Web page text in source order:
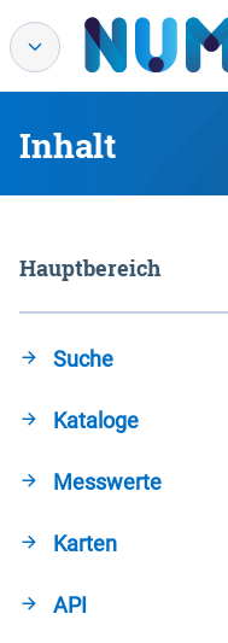
Inhalt
Hauptbereich
Suche
Kataloge
Messwerte
Karten
API